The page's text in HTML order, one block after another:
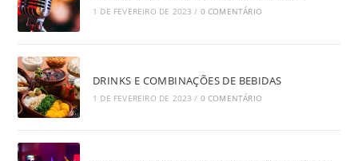
1 DE FEVEREIRO DE 2023 / 0 COMENTÁRIO
DRINKS E COMBINAÇÕES DE BEBIDAS
1 DE FEVEREIRO DE 2023 / 0 COMENTÁRIO